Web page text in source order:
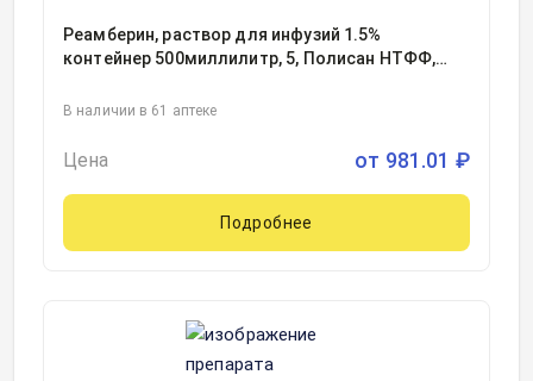
Реамберин, раствор для инфузий 1.5%
контейнер 500миллилитр, 5, Полисан НТФФ,
В наличии в 61 аптеке
Цена от 981.01 ₽
Подробнее